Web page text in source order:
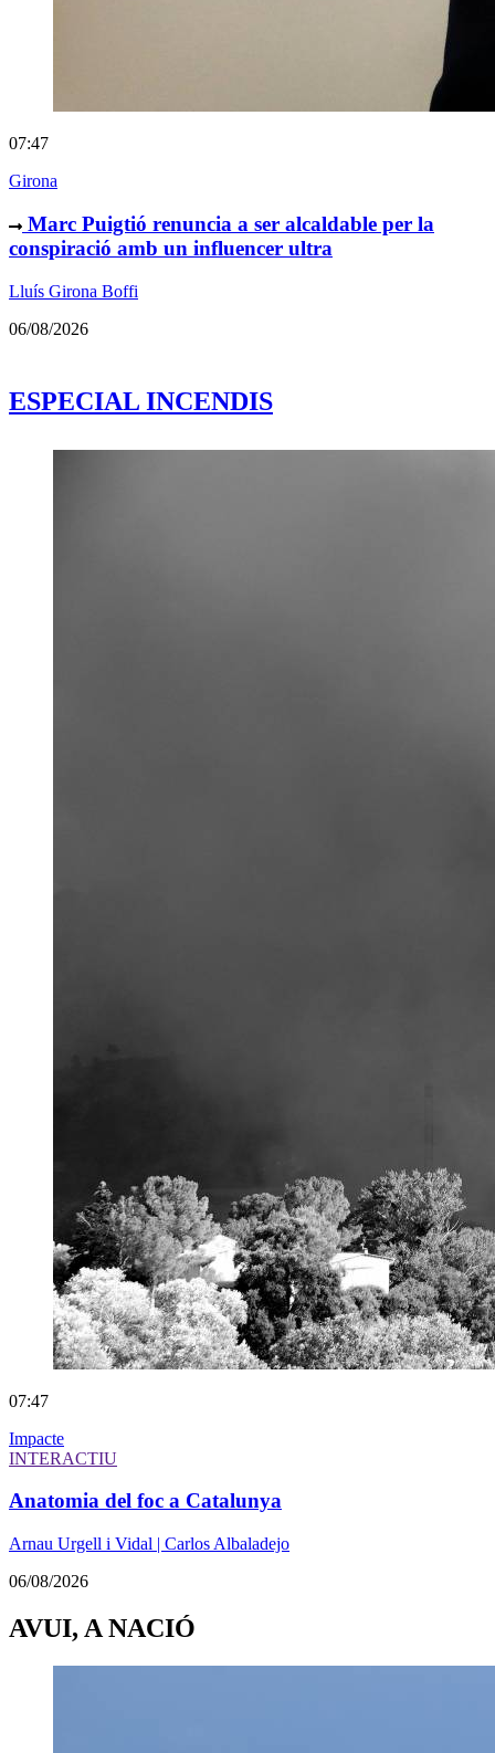
07:47
Girona
Marc Puigtió renuncia a ser alcaldable per la
conspiració amb un influencer ultra
Lluís Girona Boffi
06/08/2026
ESPECIAL INCENDIS
07:47
Impacte
INTERACTIU
Anatomia del foc a Catalunya
Arnau Urgell i Vidal | Carlos Albaladejo
06/08/2026
AVUI, A NACIÓ